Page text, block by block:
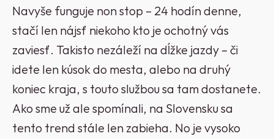
Navyše funguje non stop – 24 hodín denne,
stačí len nájsť niekoho kto je ochotný vás
zaviesť. Takisto nezáleží na dĺžke jazdy – či
idete len kúsok do mesta, alebo na druhý
koniec kraja, s touto službou sa tam dostanete.
Ako sme už ale spomínali, na Slovensku sa
tento trend stále len zabieha. No je vysoko